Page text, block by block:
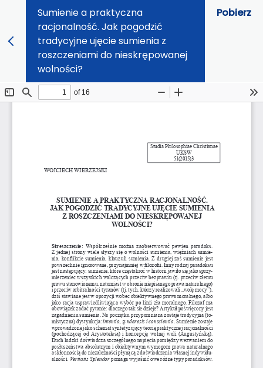
Sumienie a praktyczna
racjonalność. Jak pogodzić
tradycyjne ujęcie sumienia z
roszczeniami do nieskrępowanej
wolności?
Pobierz